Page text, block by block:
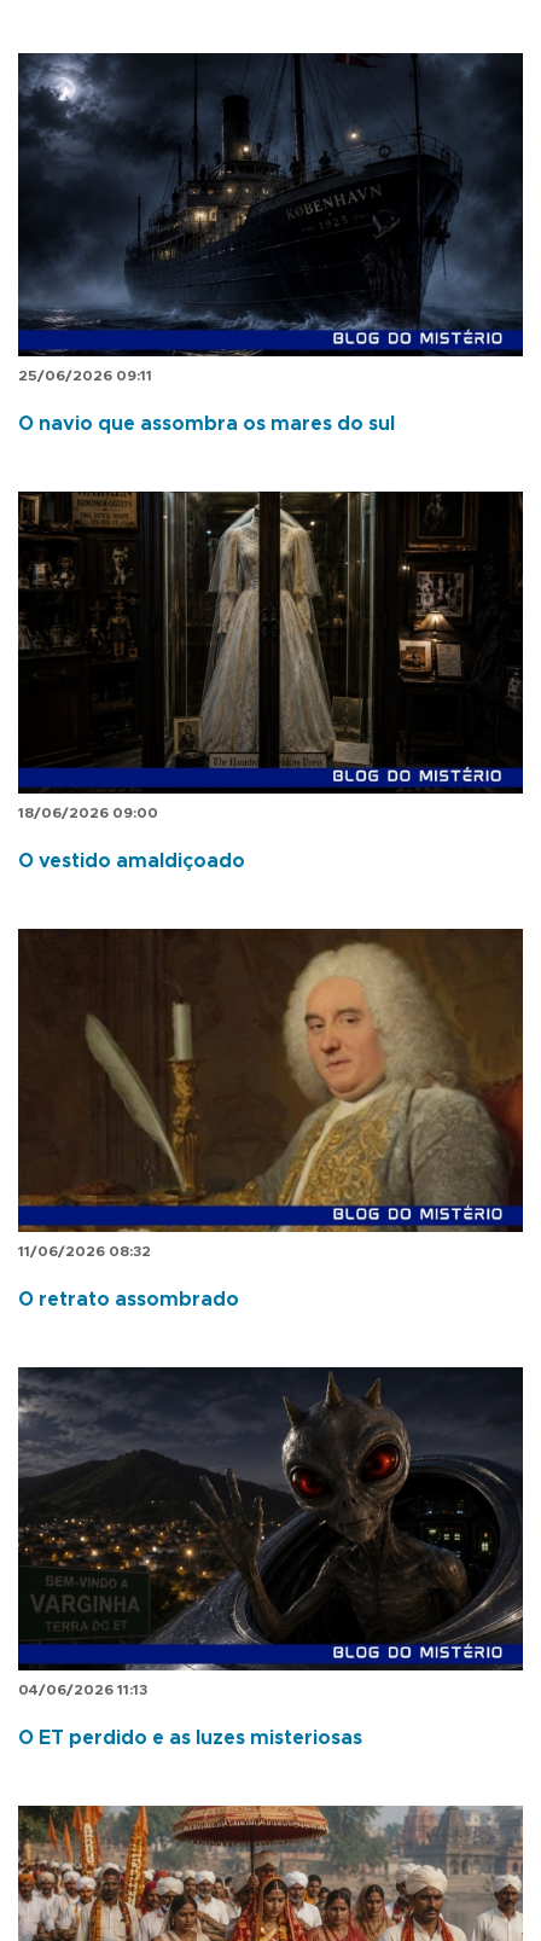
25/06/2026 09:11
O navio que assombra os mares do sul
18/06/2026 09:00
O vestido amaldiçoado
11/06/2026 08:32
O retrato assombrado
04/06/2026 11:13
O ET perdido e as luzes misteriosas